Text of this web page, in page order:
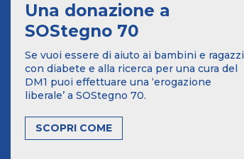
Una donazione a
SOStegno 70
Se vuoi essere di aiuto ai bambini e ragazzi
con diabete e alla ricerca per una cura del
DM1 puoi effettuare una ‘erogazione
liberale’ a SOStegno 70.
SCOPRI COME